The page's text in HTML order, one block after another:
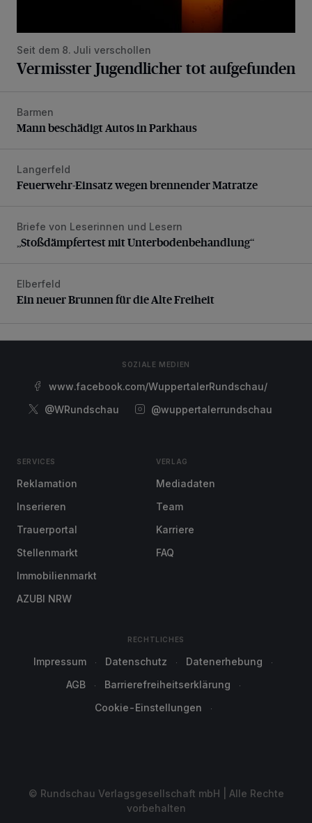
Seit dem 8. Juli verschollen
Vermisster Jugendlicher tot aufgefunden
Mann beschädigt Autos in Parkhaus
Barmen
Mann beschädigt Autos in Parkhaus
Feuerwehr-Einsatz wegen brennender Matratze
Langerfeld
Feuerwehr-Einsatz wegen brennender Matratze
„Stoßdämpfertest mit Unterbodenbehandlung“
Briefe von Leserinnen und Lesern
„Stoßdämpfertest mit Unterbodenbehandlung“
Ein neuer Brunnen für die Alte Freiheit
Elberfeld
Ein neuer Brunnen für die Alte Freiheit
SOZIALE MEDIEN
www.facebook.com/WuppertalerRundschau/
@WRundschau
@wuppertalerrundschau
SERVICES
Reklamation
Inserieren
Trauerportal
Stellenmarkt
Immobilienmarkt
AZUBI NRW
VERLAG
Mediadaten
Team
Karriere
FAQ
RECHTLICHES
Impressum Datenschutz
Datenerhebung
AGB
Barrierefreiheitserklärung
Cookie-Einstellungen
© Rundschau Verlagsgesellschaft mbH | Alle Rechte
vorbehalten